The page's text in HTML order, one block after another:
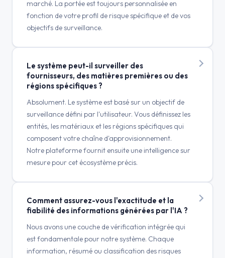
marché. La portée est toujours personnalisée en
fonction de votre profil de risque spécifique et de vos
objectifs de surveillance.
Le système peut-il surveiller des
fournisseurs, des matières premières ou des
régions spécifiques ?
Absolument. Le système est basé sur un objectif de
surveillance défini par l'utilisateur. Vous définissez les
entités, les matériaux et les régions spécifiques qui
composent votre chaîne d'approvisionnement.
Notre plateforme fournit ensuite une intelligence sur
mesure pour cet écosystème précis.
Comment assurez-vous l'exactitude et la
fiabilité des informations générées par l'IA ?
Nous avons une couche de vérification intégrée qui
est fondamentale pour notre système. Chaque
information, résumé ou classification des risques